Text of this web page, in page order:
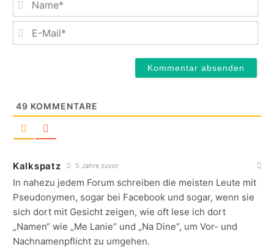
E-
49 KOMMENTARE
Kalkspatz 5 Jahre zuvor
In nahezu jedem Forum schreiben die meisten Leute mit
Pseudonymen, sogar bei Facebook und sogar, wenn sie
sich dort mit Gesicht zeigen, wie oft lese ich dort
„Namen“ wie „Me Lanie“ und „Na Dine“, um Vor- und
Nachnamenpflicht zu umgehen.